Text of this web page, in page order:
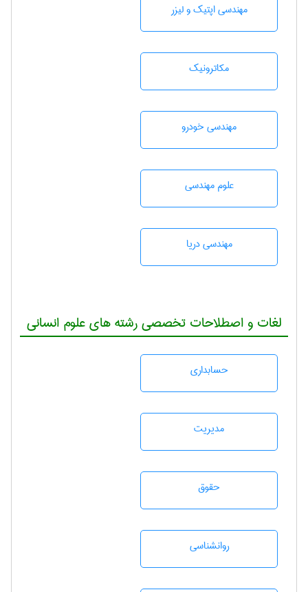
مهندسی اپتیک و لیزر
مکاترونیک
مهندسی خودرو
علوم مهندسی
مهندسی دریا
لغات و اصطلاحات تخصصی رشته های علوم انسانی
حسابداری
مديريت
حقوق
روانشناسی